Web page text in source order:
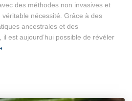
des méthodes non invasives et
nécessité. Grâce à des
ancestrales et des
est aujourd’hui possible de révéler